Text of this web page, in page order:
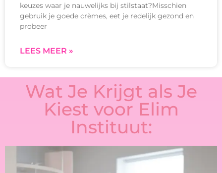
keuzes waar je nauwelijks bij stilstaat?Misschien
gebruik je goede crèmes, eet je redelijk gezond en
probeer
LEES MEER »
Wat Je Krijgt als Je
Kiest voor Elim
Instituut: